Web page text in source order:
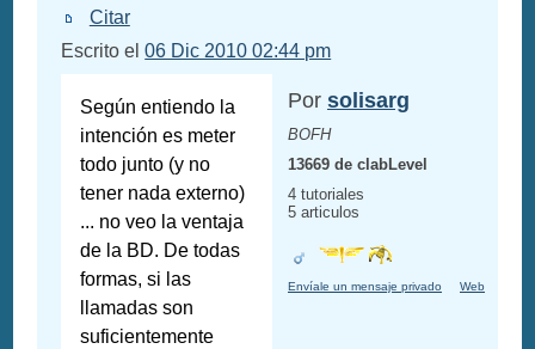
Citar
Escrito el06 Dic 2010 02:44 pm
Según entiendo la
intención es meter
todo junto (y no
tener nada externo)
... no veo la ventaja
de la BD. De todas
formas, si las
llamadas son
suficientemente
Por solisarg
BOFH
13669 de clabLevel
4 tutoriales
5 articulos
Envíale un mensaje privado Web